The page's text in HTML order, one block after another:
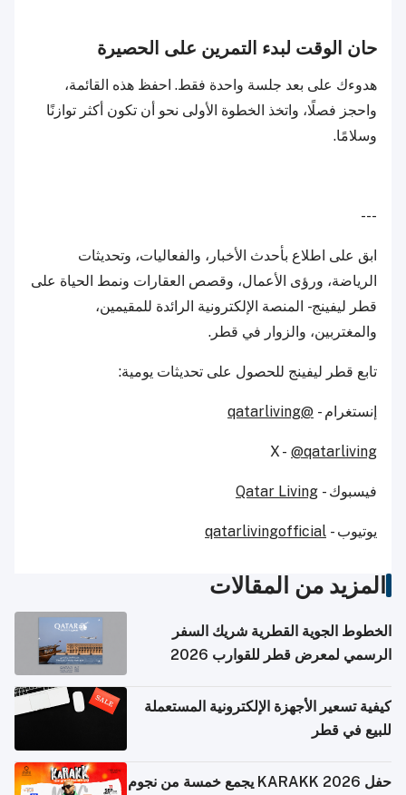
حان الوقت لبدء التمرين على الحصيرة
هدوءك على بعد جلسة واحدة فقط. احفظ هذه القائمة،
واحجز فصلًا، واتخذ الخطوة الأولى نحو أن تكون أكثر توازنًا
وسلامًا.
---
ابق على اطلاع بأحدث الأخبار، والفعاليات، وتحديثات
الرياضة، ورؤى الأعمال، وقصص العقارات ونمط الحياة على
قطر ليفينج - المنصة الإلكترونية الرائدة للمقيمين،
والمغتربين، والزوار في قطر.
تابع قطر ليفينج للحصول على تحديثات يومية:
إنستغرام - @qatarliving
X - @qatarliving
فيسبوك - Qatar Living
يوتيوب - qatarlivingofficial
المزيد من المقالات
الخطوط الجوية القطرية شريك السفر
الرسمي لمعرض قطر للقوارب 2026
كيفية تسعير الأجهزة الإلكترونية المستعملة
للبيع في قطر
حفل KARAKK 2026 يجمع خمسة من نجوم